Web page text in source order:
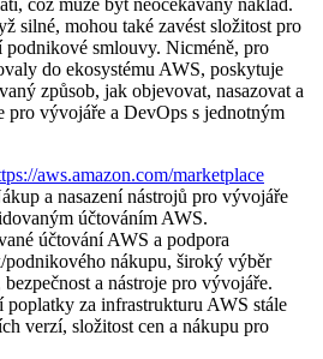
silné, mohou také zavést složitost pro
smlouvy. Nicméně, pro
do ekosystému AWS, poskytuje
způsob, jak objevovat, nasazovat a
pro vývojáře a DevOps s jednotným
aws.amazon.com/marketplace
a nasazení nástrojů pro vývojáře
účtováním AWS.
účtování AWS a podpora
podnikového nákupu, široký výběr
a nástroje pro vývojáře.
poplatky za infrastrukturu AWS stále
verzí, složitost cen a nákupu pro